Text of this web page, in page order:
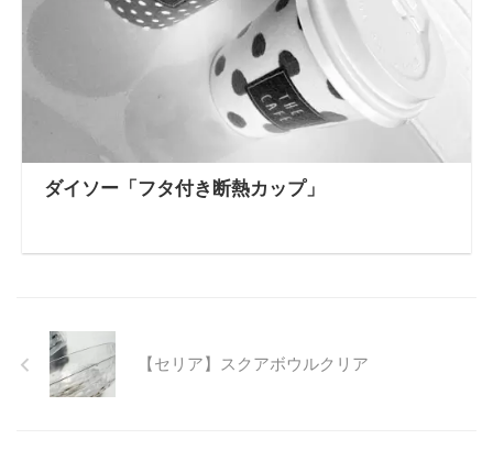
ダイソー「フタ付き断熱カップ」
【セリア】スクアボウルクリア